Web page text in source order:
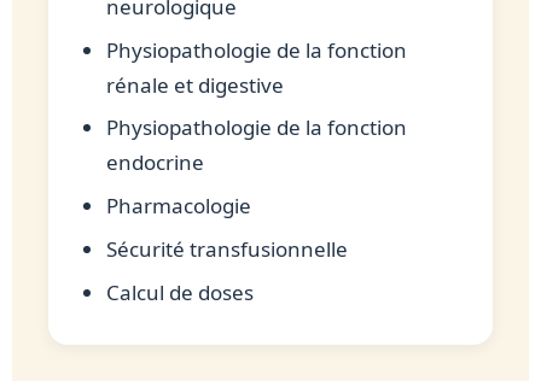
neurologique
Physiopathologie de la fonction
rénale et digestive
Physiopathologie de la fonction
endocrine
Pharmacologie
Sécurité transfusionnelle
Calcul de doses